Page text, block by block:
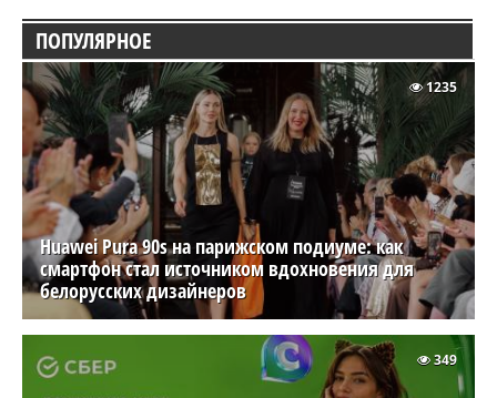
ПОПУЛЯРНОЕ
Huawei Pura 90s на парижском подиуме: как
смартфон стал источником вдохновения для
белорусских дизайнеров
1235
349